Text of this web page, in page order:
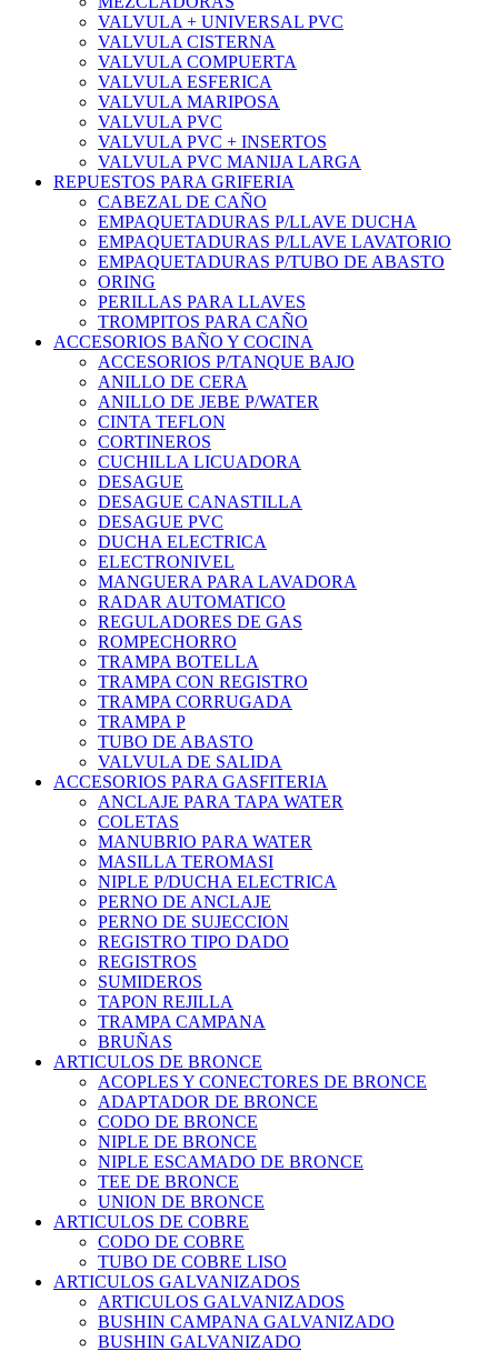
VALVULA + UNIVERSAL PVC
VALVULA CISTERNA
VALVULA COMPUERTA
VALVULA ESFERICA
VALVULA MARIPOSA
VALVULA PVC
VALVULA PVC + INSERTOS
VALVULA PVC MANIJA LARGA
REPUESTOS PARA GRIFERIA
CABEZAL DE CAÑO
EMPAQUETADURAS P/LLAVE DUCHA
EMPAQUETADURAS P/LLAVE LAVATORIO
EMPAQUETADURAS P/TUBO DE ABASTO
ORING
PERILLAS PARA LLAVES
TROMPITOS PARA CAÑO
ACCESORIOS BAÑO Y COCINA
ACCESORIOS P/TANQUE BAJO
ANILLO DE CERA
ANILLO DE JEBE P/WATER
CINTA TEFLON
CORTINEROS
CUCHILLA LICUADORA
DESAGUE
DESAGUE CANASTILLA
DESAGUE PVC
DUCHA ELECTRICA
ELECTRONIVEL
MANGUERA PARA LAVADORA
RADAR AUTOMATICO
REGULADORES DE GAS
ROMPECHORRO
TRAMPA BOTELLA
TRAMPA CON REGISTRO
TRAMPA CORRUGADA
TRAMPA P
TUBO DE ABASTO
VALVULA DE SALIDA
ACCESORIOS PARA GASFITERIA
ANCLAJE PARA TAPA WATER
COLETAS
MANUBRIO PARA WATER
MASILLA TEROMASI
NIPLE P/DUCHA ELECTRICA
PERNO DE ANCLAJE
PERNO DE SUJECCION
REGISTRO TIPO DADO
REGISTROS
SUMIDEROS
TAPON REJILLA
TRAMPA CAMPANA
BRUÑAS
ARTICULOS DE BRONCE
ACOPLES Y CONECTORES DE BRONCE
ADAPTADOR DE BRONCE
CODO DE BRONCE
NIPLE DE BRONCE
NIPLE ESCAMADO DE BRONCE
TEE DE BRONCE
UNION DE BRONCE
ARTICULOS DE COBRE
CODO DE COBRE
TUBO DE COBRE LISO
ARTICULOS GALVANIZADOS
ARTICULOS GALVANIZADOS
BUSHIN CAMPANA GALVANIZADO
BUSHIN GALVANIZADO